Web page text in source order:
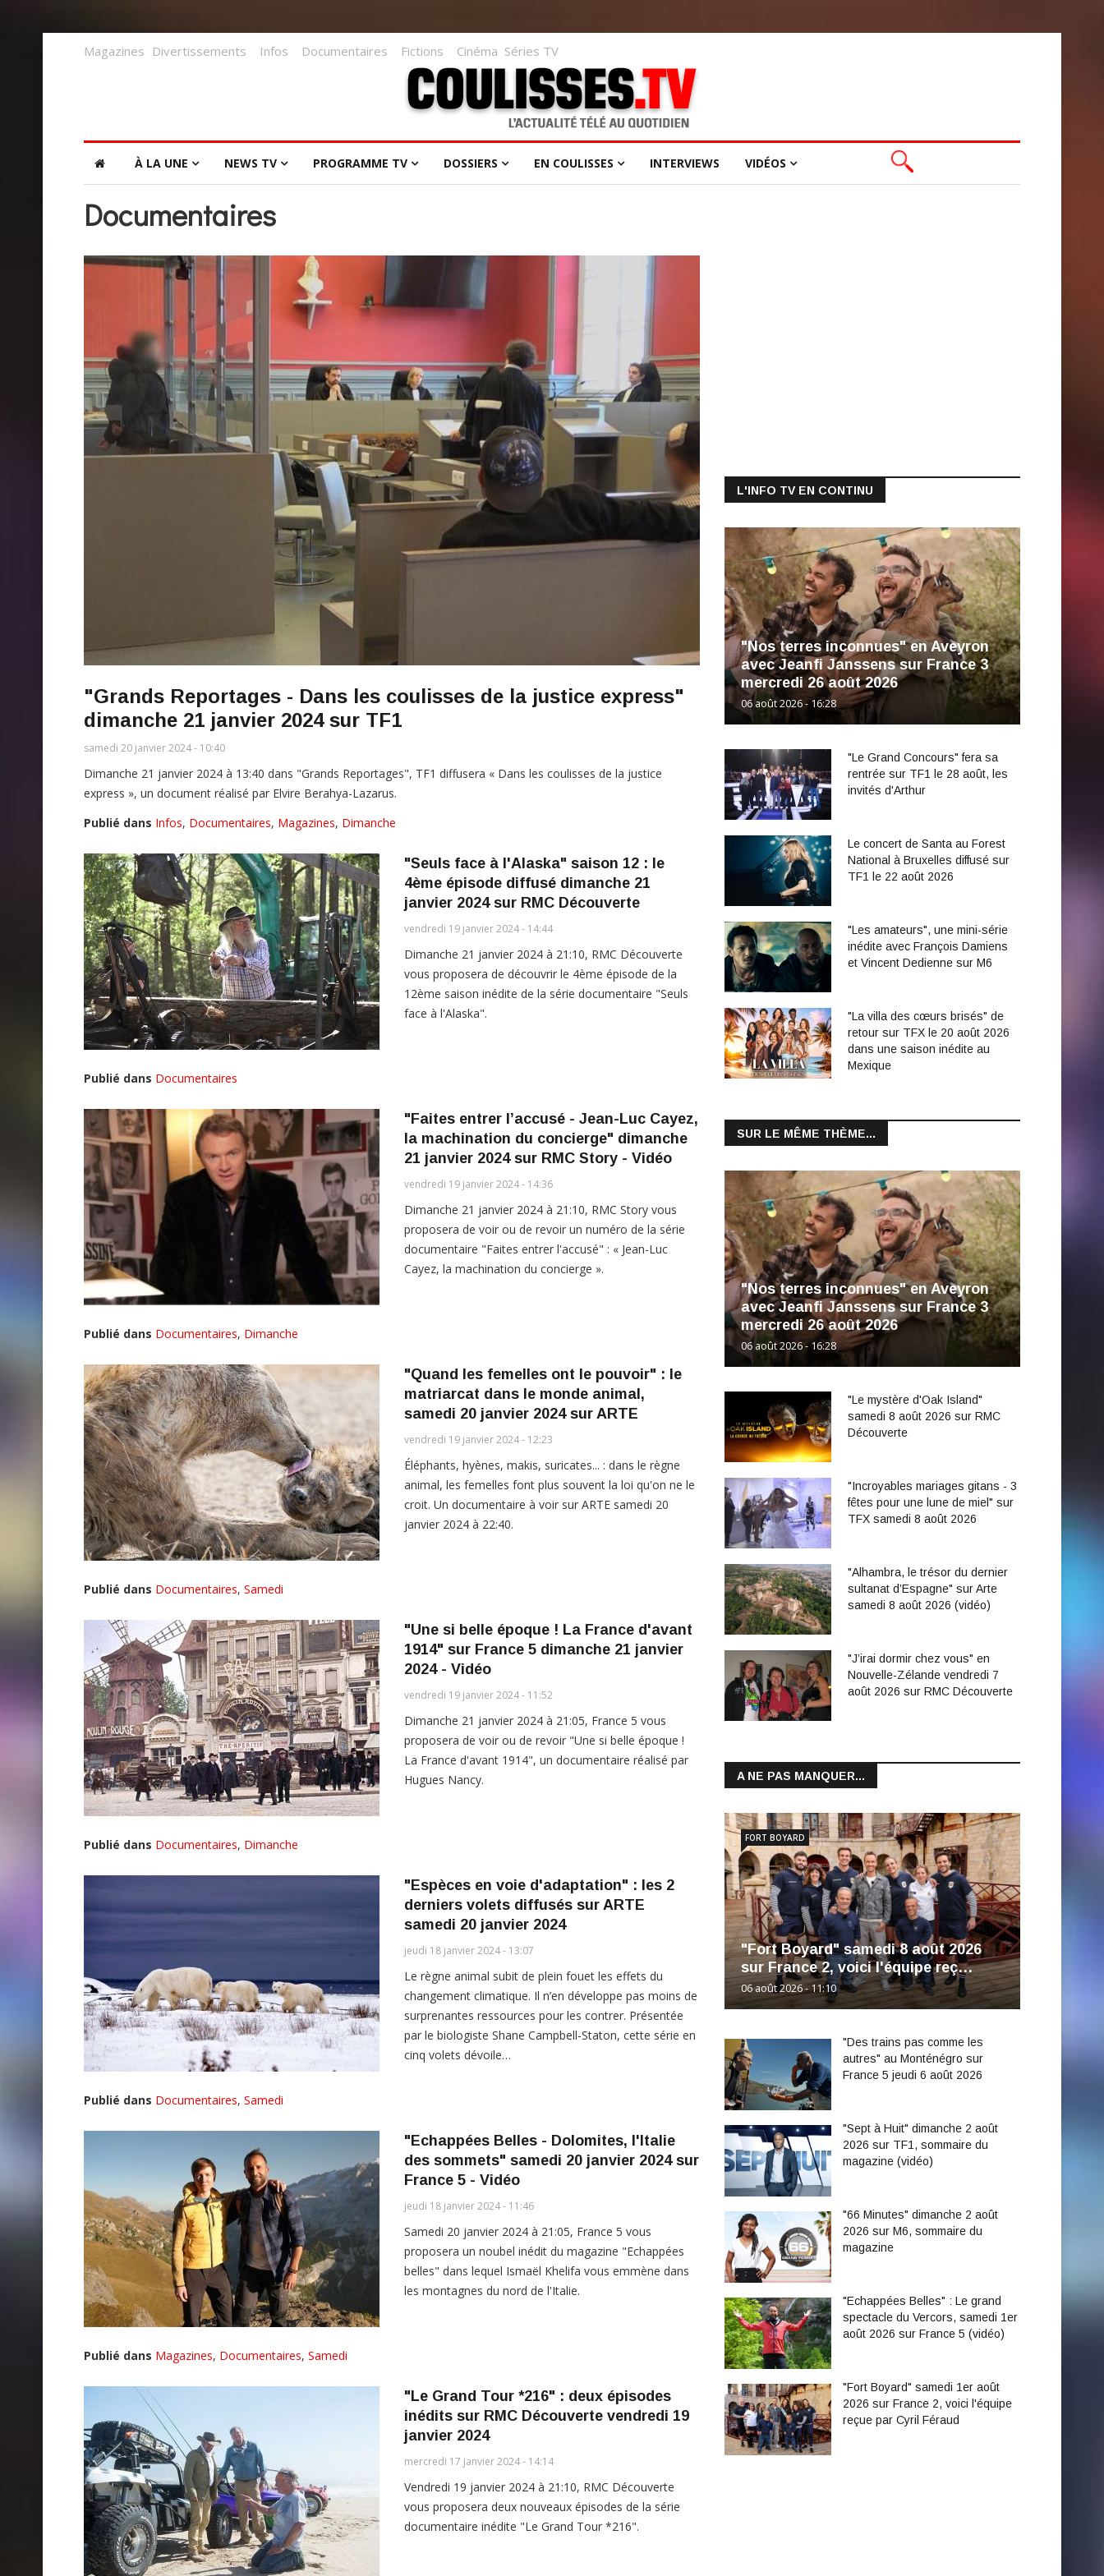
Magazines Divertissements Infos Documentaires Fictions Cinéma Séries TV
À LA UNE NEWS TV PROGRAMME TV DOSSIERS EN COULISSES INTERVIEWS VIDÉOS
Documentaires
"Grands Reportages - Dans les coulisses de la justice express"
dimanche 21 janvier 2024 sur TF1
samedi 20 janvier 2024 - 10:40
Dimanche 21 janvier 2024 à 13:40 dans "Grands Reportages", TF1 diffusera « Dans les coulisses de la justice
express », un document réalisé par Elvire Berahya-Lazarus.
Publié dans Infos, Documentaires, Magazines, Dimanche
"Seuls face à l'Alaska" saison 12 : le
4ème épisode diffusé dimanche 21
janvier 2024 sur RMC Découverte
vendredi 19 janvier 2024 - 14:44
Dimanche 21 janvier 2024 à 21:10, RMC Découverte
vous proposera de découvrir le 4ème épisode de la
12ème saison inédite de la série documentaire "Seuls
face à l'Alaska".
Publié dans Documentaires
"Faites entrer l’accusé - Jean-Luc Cayez,
la machination du concierge" dimanche
21 janvier 2024 sur RMC Story - Vidéo
vendredi 19 janvier 2024 - 14:36
Dimanche 21 janvier 2024 à 21:10, RMC Story vous
proposera de voir ou de revoir un numéro de la série
documentaire "Faites entrer l'accusé" : « Jean-Luc
Cayez, la machination du concierge ».
Publié dans Documentaires, Dimanche
"Quand les femelles ont le pouvoir" : le
matriarcat dans le monde animal,
samedi 20 janvier 2024 sur ARTE
vendredi 19 janvier 2024 - 12:23
Éléphants, hyènes, makis, suricates... : dans le règne
animal, les femelles font plus souvent la loi qu'on ne le
croit. Un documentaire à voir sur ARTE samedi 20
janvier 2024 à 22:40.
Publié dans Documentaires, Samedi
"Une si belle époque ! La France d'avant
1914" sur France 5 dimanche 21 janvier
2024 - Vidéo
vendredi 19 janvier 2024 - 11:52
Dimanche 21 janvier 2024 à 21:05, France 5 vous
proposera de voir ou de revoir "Une si belle époque !
La France d'avant 1914", un documentaire réalisé par
Hugues Nancy.
Publié dans Documentaires, Dimanche
"Espèces en voie d'adaptation" : les 2
derniers volets diffusés sur ARTE
samedi 20 janvier 2024
jeudi 18 janvier 2024 - 13:07
Le règne animal subit de plein fouet les effets du
changement climatique. Il n’en développe pas moins de
surprenantes ressources pour les contrer. Présentée
par le biologiste Shane Campbell-Staton, cette série en
cinq volets dévoile…
Publié dans Documentaires, Samedi
"Echappées Belles - Dolomites, l'Italie
des sommets" samedi 20 janvier 2024 sur
France 5 - Vidéo
jeudi 18 janvier 2024 - 11:46
Samedi 20 janvier 2024 à 21:05, France 5 vous
proposera un noubel inédit du magazine "Echappées
belles" dans lequel Ismaël Khelifa vous emmène dans
les montagnes du nord de l'Italie.
Publié dans Magazines, Documentaires, Samedi
"Le Grand Tour *216" : deux épisodes
inédits sur RMC Découverte vendredi 19
janvier 2024
mercredi 17 janvier 2024 - 14:14
Vendredi 19 janvier 2024 à 21:10, RMC Découverte
vous proposera deux nouveaux épisodes de la série
documentaire inédite "Le Grand Tour *216".
L'INFO TV EN CONTINU
"Nos terres inconnues" en Aveyron
avec Jeanfi Janssens sur France 3
mercredi 26 août 2026
06 août 2026 - 16:28
"Le Grand Concours" fera sa
rentrée sur TF1 le 28 août, les
invités d'Arthur
Le concert de Santa au Forest
National à Bruxelles diffusé sur
TF1 le 22 août 2026
"Les amateurs", une mini-série
inédite avec François Damiens
et Vincent Dedienne sur M6
"La villa des cœurs brisés" de
retour sur TFX le 20 août 2026
dans une saison inédite au
Mexique
SUR LE MÊME THÈME...
"Nos terres inconnues" en Aveyron
avec Jeanfi Janssens sur France 3
mercredi 26 août 2026
06 août 2026 - 16:28
"Le mystère d'Oak Island"
samedi 8 août 2026 sur RMC
Découverte
"Incroyables mariages gitans - 3
fêtes pour une lune de miel" sur
TFX samedi 8 août 2026
"Alhambra, le trésor du dernier
sultanat d’Espagne" sur Arte
samedi 8 août 2026 (vidéo)
"J’irai dormir chez vous" en
Nouvelle-Zélande vendredi 7
août 2026 sur RMC Découverte
A NE PAS MANQUER...
"Fort Boyard" samedi 8 août 2026
sur France 2, voici l'équipe reç…
06 août 2026 - 11:10
FORT BOYARD
"Des trains pas comme les
autres" au Monténégro sur
France 5 jeudi 6 août 2026
"Sept à Huit" dimanche 2 août
2026 sur TF1, sommaire du
magazine (vidéo)
"66 Minutes" dimanche 2 août
2026 sur M6, sommaire du
magazine
"Echappées Belles" : Le grand
spectacle du Vercors, samedi 1er
août 2026 sur France 5 (vidéo)
"Fort Boyard" samedi 1er août
2026 sur France 2, voici l'équipe
reçue par Cyril Féraud